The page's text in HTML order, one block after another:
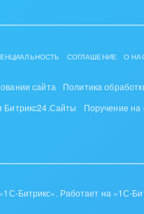
СОГЛАШЕНИЕ О
сайта
Политика
Битрикс24.Сайты
Поручение на
Битрикс». Работает на «1С-